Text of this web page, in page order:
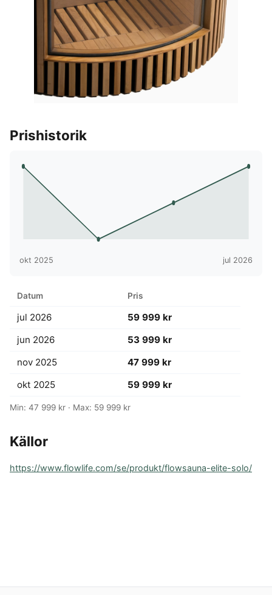
Prishistorik
okt 2025 jul 2026
Datum Pris
jul 2026
59 999 kr
jun 2026
53 999 kr
nov 2025
47 999 kr
okt 2025
59 999 kr
Min: 47 999 kr · Max: 59 999 kr
Källor
https://www.flowlife.com/se/produkt/flowsauna-elite-solo/